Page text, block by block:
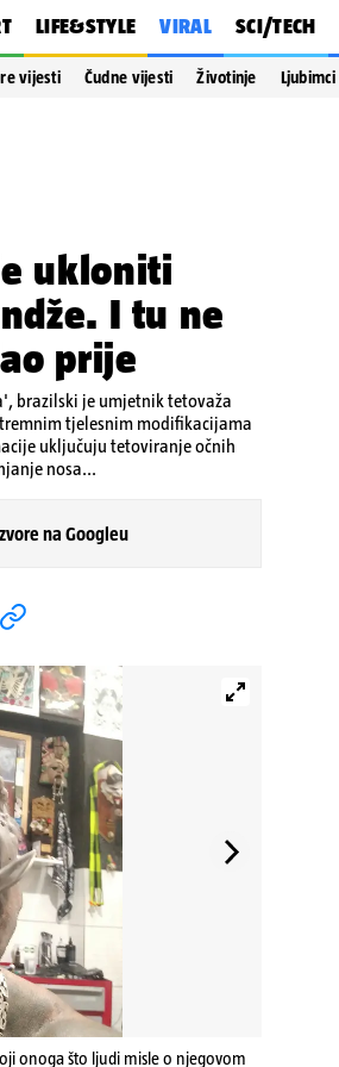
LIFE&STYLE VIRAL SCI/TECH
vijesti Čudne vijesti Životinje Ljubimci
ukloniti
I tu ne
prije
brazilski je umjetnik tetovaža
tjelesnim modifikacijama
uključuju tetoviranje očnih
nosa...
na Googleu
onoga što ljudi misle o njegovom